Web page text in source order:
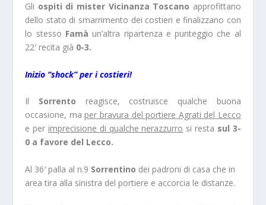
Gli ospiti di mister Vicinanza Toscano approfittano
dello stato di smarrimento dei costieri e finalizzano con
lo stesso Famà un’altra ripartenza e punteggio che al
22′ recita già 0-3.
Inizio “shock” per i costieri!
Il Sorrento reagisce, costruisce qualche buona
occasione, ma per bravura del portiere Agrati del Lecco
e per imprecisione di qualche nerazzurro si resta sul 3-
0 a favore del Lecco.
Al 36′ palla al n.9 Sorrentino dei padroni di casa che in
area tira alla sinistra del portiere e accorcia le distanze.